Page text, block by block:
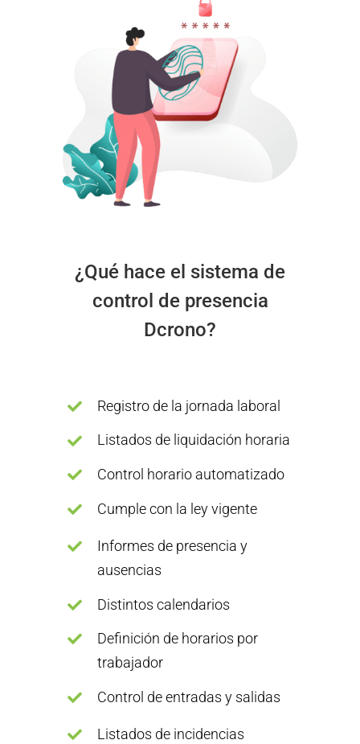
¿Qué hace el sistema de
control de presencia
Dcrono?
Registro de la jornada laboral
Listados de liquidación horaria
Control horario automatizado
Cumple con la ley vigente
Informes de presencia y
ausencias
Distintos calendarios
Definición de horarios por
trabajador
Control de entradas y salidas
Listados de incidencias